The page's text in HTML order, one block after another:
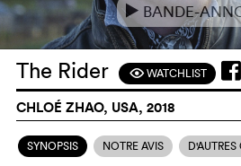
e BANDE-
The Rider FWATCHLIST
CHLOÉ ZHAO, USA, 2018
SYNOPSIS NOTRE AVIS